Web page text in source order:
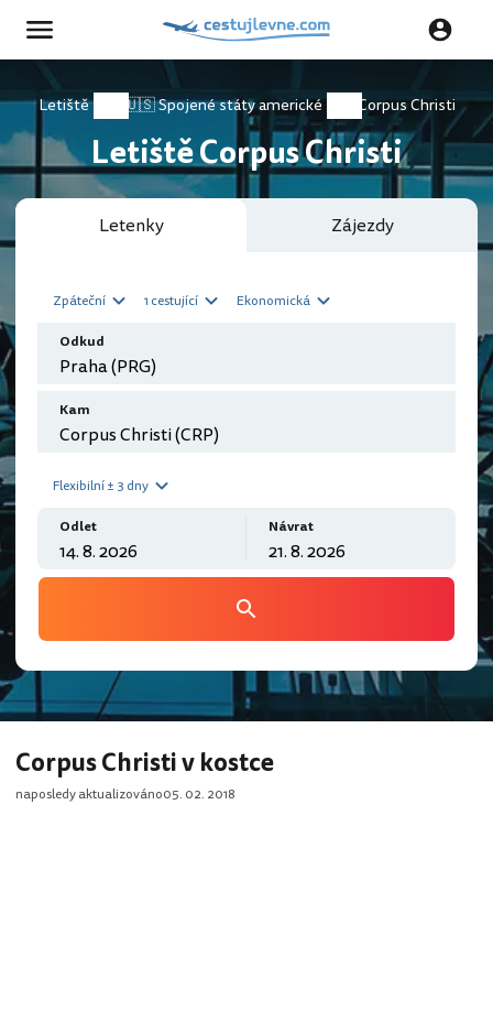
Letiště 🇺🇸 Spojené státy americké Corpus Christi
Letiště Corpus Christi
Letenky Zájezdy
Zpáteční 1 cestující Ekonomická
Odkud
Kam
Flexibilní ± 3 dny
Odlet Návrat
Corpus Christi v kostce
naposledy aktualizováno05. 02. 2018